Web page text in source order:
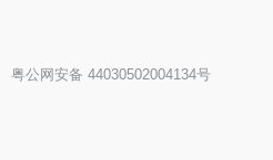
粤公网安备 44030502004134号